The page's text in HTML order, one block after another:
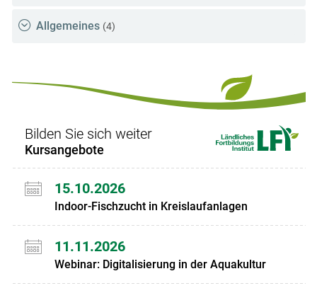
Allgemeines (4)
Bilden Sie sich weiter
Kursangebote
15.10.2026
Indoor-Fischzucht in Kreislaufanlagen
11.11.2026
Webinar: Digitalisierung in der Aquakultur